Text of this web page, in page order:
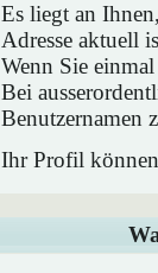
Es liegt an
Adresse aktuell
Wenn Sie
Bei
Benutzernamen
Ihr Profil